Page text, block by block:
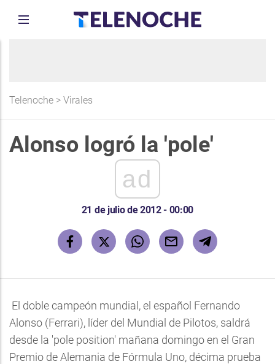
Telenoche > Virales
Alonso logró la 'pole'
ad
21 de julio de 2012 - 00:00
El doble campeón mundial, el español Fernando
Alonso (Ferrari), líder del Mundial de Pilotos, saldrá
desde la 'pole position' mañana domingo en el Gran
Premio de Alemania de Fórmula Uno, décima prueba